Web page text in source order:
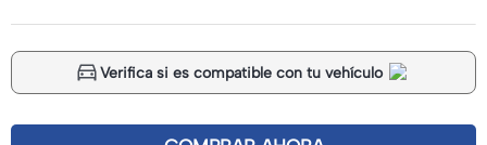
Verifica si es compatible con tu vehículo